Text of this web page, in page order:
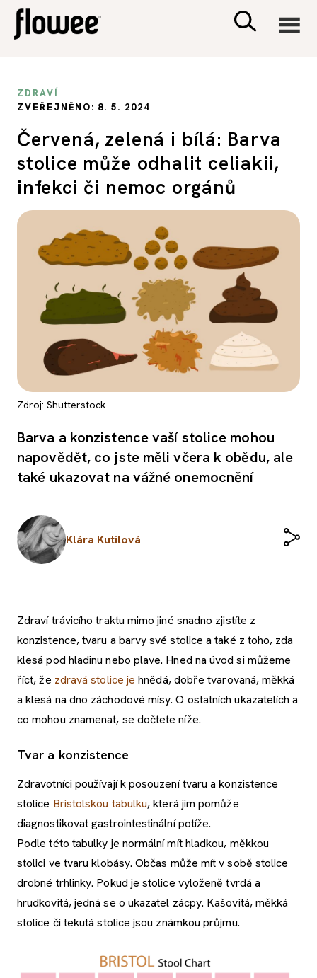
PSYCHOLOGIE
SEX A VZTAHY
PORADNA
ZDRAVÍ
ZVEŘEJNĚNO: 8. 5. 2024
Červená, zelená i bílá: Barva
stolice může odhalit celiakii,
infekci či nemoc orgánů
Zdroj: Shutterstock
Barva a konzistence vaší stolice mohou
napovědět, co jste měli včera k obědu, ale
také ukazovat na vážné onemocnění
Klára Kutilová
Zdraví trávicího traktu mimo jiné snadno zjistíte z
konzistence, tvaru a barvy své stolice a také z toho, zda
klesá pod hladinu nebo plave. Hned na úvod si můžeme
říct, že zdravá stolice je hnědá, dobře tvarovaná, měkká
a klesá na dno záchodové mísy. O ostatních ukazatelích a
co mohou znamenat, se dočtete níže.
Tvar a konzistence
Zdravotníci používají k posouzení tvaru a konzistence
stolice Bristolskou tabulku, která jim pomůže
diagnostikovat gastrointestinální potíže.
Podle této tabulky je normální mít hladkou, měkkou
stolici ve tvaru klobásy. Občas může mít v sobě stolice
drobné trhlinky. Pokud je stolice vyloženě tvrdá a
hrudkovitá, jedná se o ukazatel zácpy. Kašovitá, měkká
stolice či tekutá stolice jsou známkou průjmu.